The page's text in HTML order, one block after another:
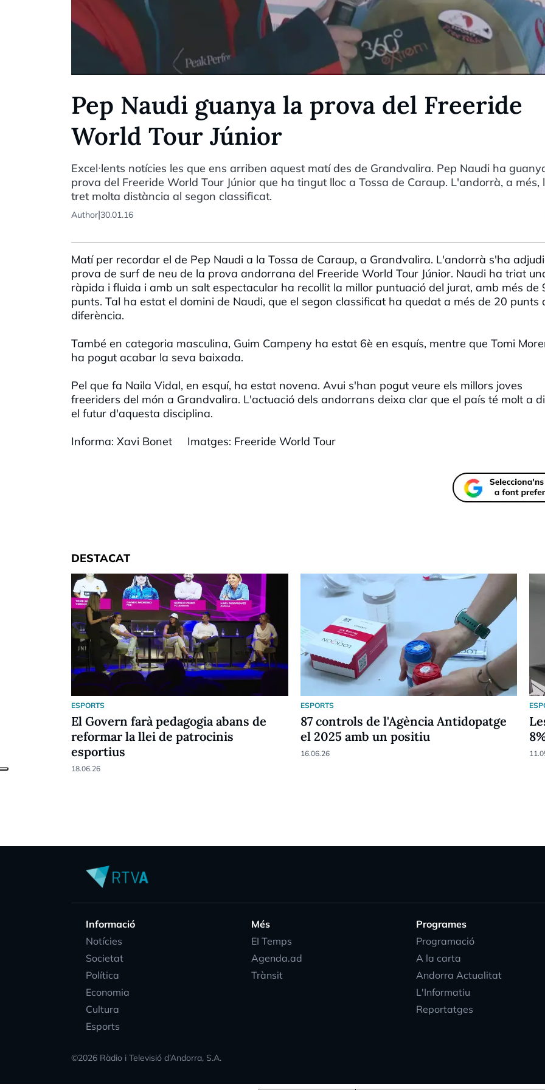
Pep Naudi guanya la prova del Freeride
World Tour Júnior
Excel·lents notícies les que ens arriben aquest matí des de Grandvalira. Pep Naudi ha
prova del Freeride World Tour Júnior que ha tingut lloc a Tossa de Caraup. L'andorrà, a més,
tret molta distància al segon classificat.
Author|30.01.16
Matí per recordar el de Pep Naudi a la Tossa de Caraup, a Grandvalira. L'andorrà s'ha
prova de surf de neu de la prova andorrana del Freeride World Tour Júnior. Naudi ha triat
ràpida i fluida i amb un salt espectacular ha recollit la millor puntuació del jurat, amb més de
punts. Tal ha estat el domini de Naudi, que el segon classificat ha quedat a més de 20 punts
diferència.
També en categoria masculina, Guim Campeny ha estat 6è en esquís, mentre que Tomi
ha pogut acabar la seva baixada.
Pel que fa Naila Vidal, en esquí, ha estat novena. Avui s'han pogut veure els millors joves
freeriders del món a Grandvalira. L'actuació dels andorrans deixa clar que el país té molt a
el futur d'aquesta disciplina.
Informa: Xavi Bonet Imatges: Freeride World Tour
DESTACAT
ESPORTS
El Govern farà pedagogia abans de
reformar la llei de patrocinis
esportius
18.06.26
ESPORTS
87 controls de l'Agència Antidopatge
el 2025 amb un positiu
16.06.26
Informació
Notícies
Societat
Política
Economia
Cultura
Esports
Més
EI Temps
Agenda.ad
Trànsit
Programes
Programació
A la carta
Andorra Actualitat
L'Informatiu
Reportatges
©2026 Ràdio i Televisió d’Andorra, S.A.